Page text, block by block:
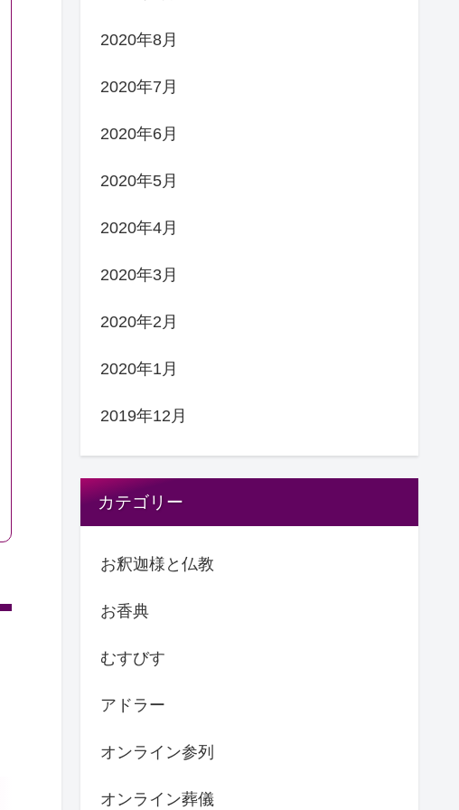
2020年8月
2020年7月
2020年6月
2020年5月
2020年4月
2020年3月
2020年2月
2020年1月
2019年12月
カテゴリー
お釈迦様と仏教
お香典
むすびす
アドラー
オンライン参列
オンライン葬儀